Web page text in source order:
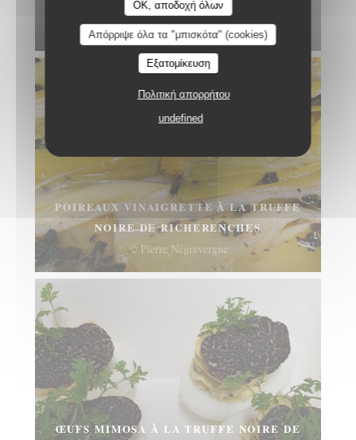
OK, αποδοχή όλων
Απόρριψε όλα τα "μπισκότα" (cookies)
Εξατομίκευση
Πολιτική απορρήτου
undefined
BLANC
© Pierre Négrevergne
POIREAUX VINAIGRETTE À LA TRUFFE
NOIRE DE RICHERENCHES
© Pierre Négrevergne
ŒUFS MIMOSA À LA TRUFFE NOIRE DE